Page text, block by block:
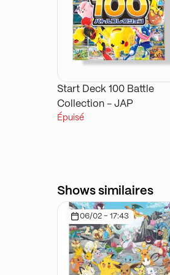
Start Deck 100 Battle
Collection - JAP
Épuisé
Shows similaires
06/02 - 17:43